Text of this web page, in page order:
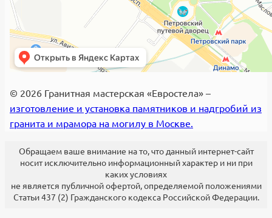
© 2026 Гранитная мастерская «Евростела» –
изготовление и установка памятников и надгробий из
гранита и мрамора на могилу в Москве.
Обращаем ваше внимание на то, что данный интернет-сайт
носит исключительно информационный характер и ни при
каких условиях
не является публичной офертой, определяемой положениями
Статьи 437 (2) Гражданского кодекса Российской Федерации.